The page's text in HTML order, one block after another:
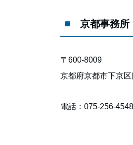
京都事務所
〒600-8009
京都府京都市下京
電話：075-256-